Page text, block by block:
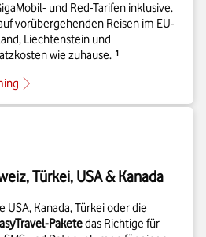
und Red-Tarifen inklusive.
vorübergehenden Reisen im EU-
Liechtenstein und
wie zuhause.​​​​‌ 1
Türkei, USA & Kanada
USA, Kanada, Türkei oder die
Paketedas Richtige für